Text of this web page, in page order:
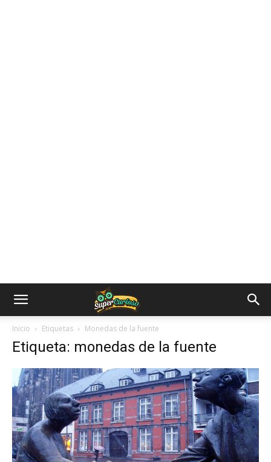
Inicio Etiquetas Monedas de la fuente
Etiqueta: monedas de la fuente